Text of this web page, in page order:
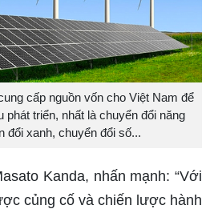
cấp nguồn vốn cho Việt Nam để
triển, nhất là chuyển đổi năng
đổi xanh, chuyển đổi số...
Kanda, nhấn mạnh: “Với
củng cố và chiến lược hành